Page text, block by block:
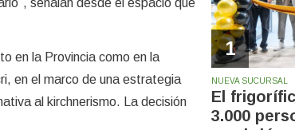
señalan desde el espacio que
en la Provincia como en la
en el marco de una estrategia
al kirchnerismo. La decisión
1
NUEVA SUCURSAL
El
3.000